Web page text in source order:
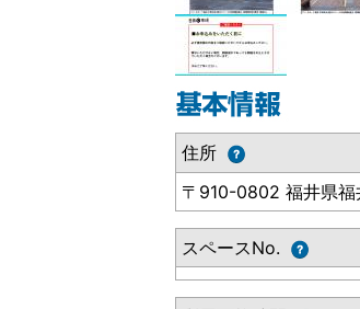
住所
〒910-0802 福井県
スペースNo.